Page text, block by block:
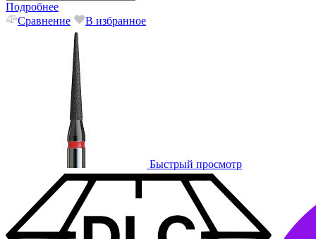
Подробнее
Сравнение
В избранное
Быстрый просмотр